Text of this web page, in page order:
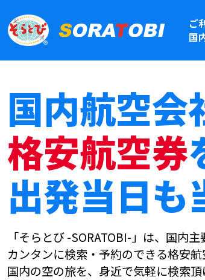
ご
国
国内航空会
格安航空券
出発当日も
「そらとび -SORATOBI-」は、国内
カンタンに検索・予約のできる格安航
国内の空の旅を、身近で気軽に検索頂